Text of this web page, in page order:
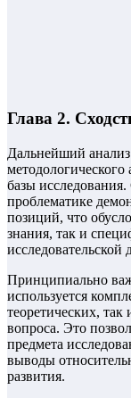
Глава 2.
Дальнейший
базы
проблематике
позиций, что
знания, так и
исследовательской
Принципиально
используется
теоретических,
вопроса. Это
предмета
выводы
развития.